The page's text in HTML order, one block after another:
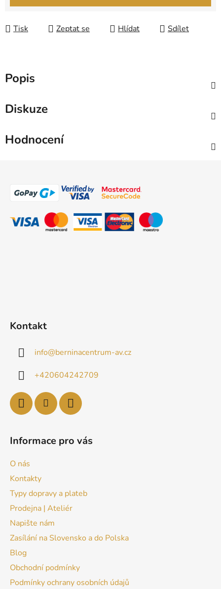
Tisk Zeptat se Hlídat Sdílet
Popis
Diskuze
Hodnocení
Kontakt
info@berninacentrum-av.cz
+420604242709
Informace pro vás
O nás
Kontakty
Typy dopravy a plateb
Prodejna | Ateliér
Napište nám
Zasílání na Slovensko a do Polska
Blog
Obchodní podmínky
Podmínky ochrany osobních údajů